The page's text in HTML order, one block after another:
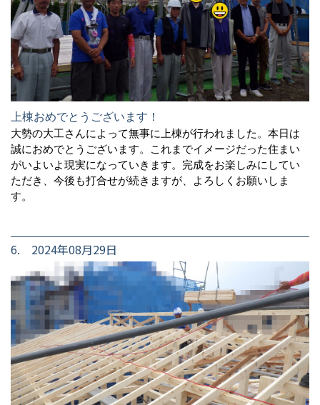
上棟おめでとうございます！
大勢の大工さんによって無事に上棟が行われました。本日は
誠におめでとうございます。これまでイメージだった住まい
がいよいよ現実になっていきます。完成をお楽しみにしてい
ただき、今後も打合せが続きますが、よろしくお願いしま
す。
6. 2024年08月29日